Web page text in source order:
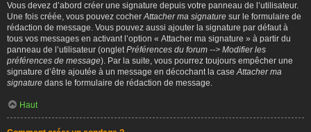
Vous devez d’abord créer une signature depuis votre panneau de l’utilisateur.
Une fois créée, vous pouvez cocherAttacher ma signature sur le formulaire de
rédaction de message. Vous pouvez aussi ajouter la signature par défaut à
tous vos messages en activant l’option « Attacher ma signature » à partir du
panneau de l’utilisateur (ongletPréférences du forum --> Modifier les
préférences de message). Par la suite, vous pourrez toujours empêcher une
signature d’être ajoutée à un message en décochant la caseAttacher ma
signature dans le formulaire de rédaction de message.
Haut